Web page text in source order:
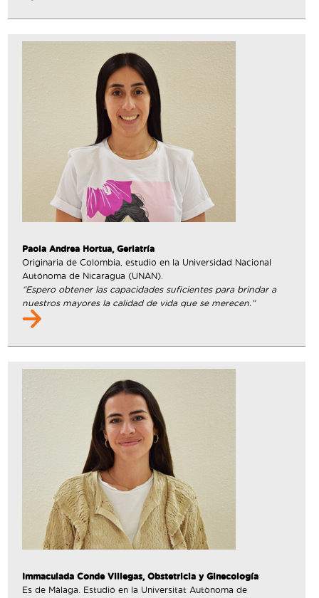
Paola Andrea Hortua, Geriatría
Originaria de Colombia, estudió en la Universidad Nacional
Autónoma de Nicaragua (UNAN).
“Espero obtener las capacidades suficientes para brindar a
nuestros mayores la calidad de vida que se merecen.”
Immaculada Conde Villegas, Obstetricia y Ginecología
Es de Màlaga. Estudió en la Universitat Autònoma de